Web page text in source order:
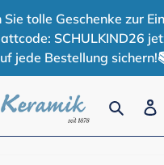
tolle Geschenke zur
SCHULKIND26
jede Bestellung
Search